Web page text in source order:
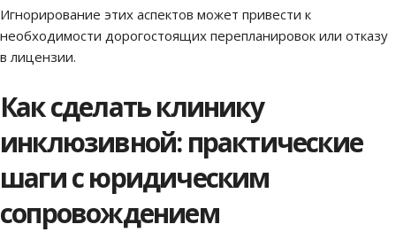
Игнорирование этих аспектов может привести к
необходимости дорогостоящих перепланировок или отказу
в лицензии.
Как сделать клинику
инклюзивной: практические
шаги с юридическим
сопровождением